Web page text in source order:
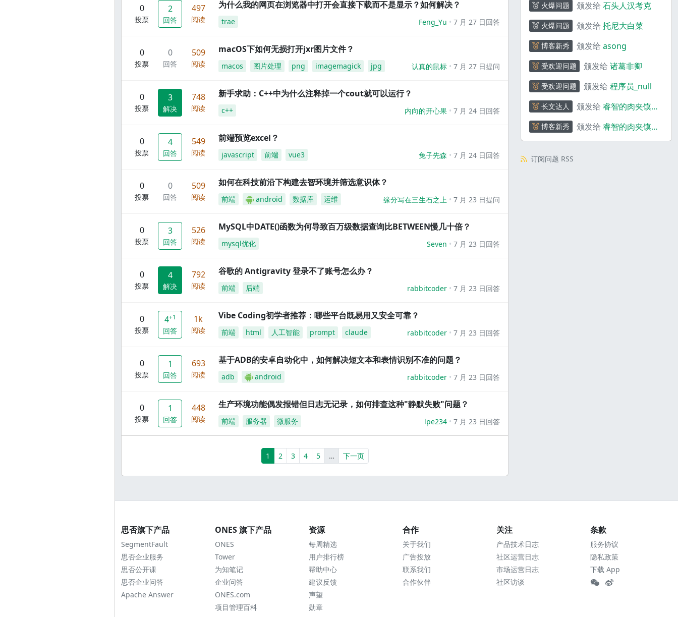
0
投票
2
回答
497
阅读
为什么我的网页在浏览器中打开会直接下载而不是显示？如何解决？
trae Feng_Yu 7 月 27 日回答
0
投票
0
回答
509
阅读
macOS下如何无损打开jxr图片文件？
macos 图片处理 png imagemagick jpg 认真的鼠标 7 月 27 日提问
0
投票
3
解决
748
阅读
新手求助：C++中为什么注释掉一个cout就可以运行？
c++ 内向的开心果 7 月 24 日回答
0
投票
4
回答
549
阅读
前端预览excel？
javascript 前端 vue3 兔子先森 7 月 24 日回答
0
投票
0
回答
509
阅读
如何在科技前沿下构建去智环境并筛选意识体？
前端 android 数据库 运维 缘分写在三生石之上 7 月 23 日提问
0
投票
3
回答
526
阅读
MySQL中DATE()函数为何导致百万级数据查询比BETWEEN慢几十倍？
mysql优化 Seven 7 月 23 日回答
0
投票
4
解决
792
阅读
谷歌的 Antigravity 登录不了账号怎么办？
前端 后端 rabbitcoder 7 月 23 日回答
0
投票
4+1
回答
1k
阅读
Vibe Coding初学者推荐：哪些平台既易用又安全可靠？
前端 html 人工智能 prompt claude rabbitcoder 7 月 23 日回答
0
投票
1
回答
693
阅读
基于ADB的安卓自动化中，如何解决短文本和表情识别不准的问题？
adb android rabbitcoder 7 月 23 日回答
0
投票
1
回答
448
阅读
生产环境功能偶发报错但日志无记录，如何排查这种"静默失败"问题？
前端 服务器 微服务 lpe234 7 月 23 日回答
1 (current)
2 3 4 5 …More下一页
火爆问题 颁发给 石头人汉考克
火爆问题 颁发给 托尼大白菜
博客新秀 颁发给 asong
受欢迎问题 颁发给 诸葛非卿
受欢迎问题 颁发给 程序员_null
长文达人 颁发给 睿智的肉夹馍
博客新秀 颁发给 睿智的肉夹馍
_rf3Zr
订阅问题 RSS
思否旗下产品
SegmentFault
思否企业服务
思否公开课
思否企业问答
Apache Answer
ONES 旗下产品
ONES
Tower
为知笔记
企业问答
ONES.com
项目管理百科
资源
每周精选
用户排行榜
帮助中心
建议反馈
声望
勋章
合作
关于我们
广告投放
联系我们
合作伙伴
关注
产品技术日志
社区运营日志
市场运营日志
社区访谈
条款
服务协议
隐私政策
下载 App